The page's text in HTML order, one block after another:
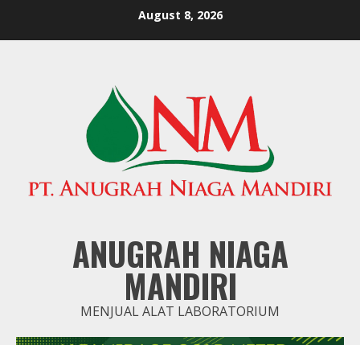
August 8, 2026
ANUGRAH NIAGA
MANDIRI
MENJUAL ALAT LABORATORIUM